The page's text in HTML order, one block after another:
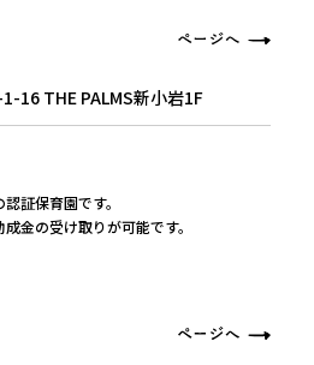
16 THE PALMS新小岩1F
証保育園です。
金の受け取りが可能です。